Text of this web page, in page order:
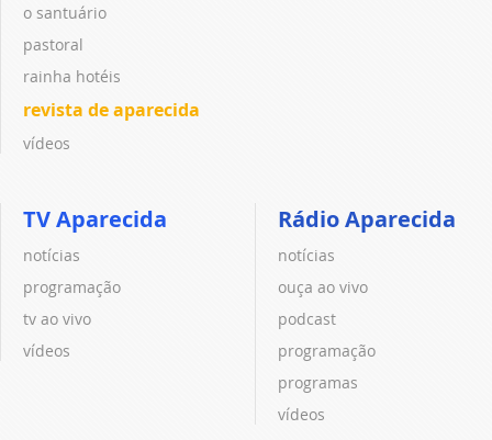
o santuário
pastoral
rainha hotéis
revista de aparecida
vídeos
TV Aparecida
notícias
programação
tv ao vivo
vídeos
Rádio Aparecida
notícias
ouça ao vivo
podcast
programação
programas
vídeos